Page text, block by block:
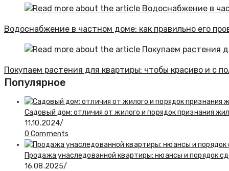
Водоснабжение в частном доме: как правильно его
Покупаем растения для квартиры: чтобы красиво и с
Популярное
Садовый дом: отличия от жилого и порядок признания
11.10.2024/
0 Comments
Продажа унаследованной квартиры: нюансы и порядок
16.08.2025/